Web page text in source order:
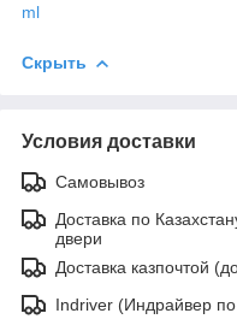
ml
Скрыть
Условия доставки
Самовывоз
Доставка по
двери
Доставка казпочтой
Indriver (Индрайвер